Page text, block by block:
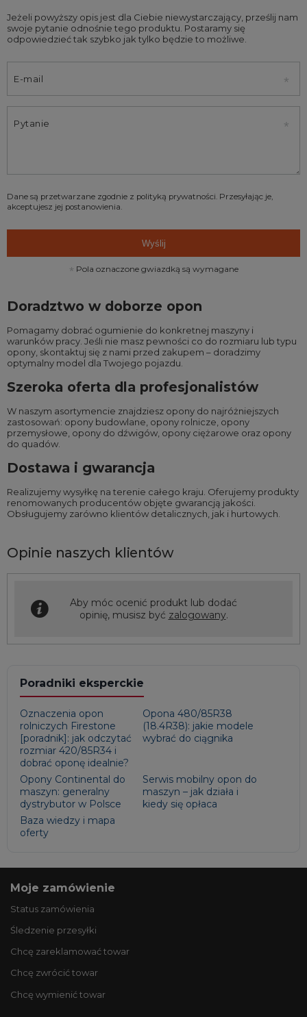
Jeżeli powyższy opis jest dla Ciebie niewystarczający, prześlij nam
swoje pytanie odnośnie tego produktu. Postaramy się
odpowiedzieć tak szybko jak tylko będzie to możliwe.
E-mail
Pytanie
Dane są przetwarzane zgodnie z polityką prywatności. Przesyłając je,
akceptujesz jej postanowienia.
Wyślij
Pola oznaczone gwiazdką są wymagane
Doradztwo w doborze opon
Pomagamy dobrać ogumienie do konkretnej maszyny i
warunków pracy. Jeśli nie masz pewności co do rozmiaru lub typu
opony, skontaktuj się z nami przed zakupem – doradzimy
optymalny model dla Twojego pojazdu.
Szeroka oferta dla profesjonalistów
W naszym asortymencie znajdziesz opony do najróżniejszych
zastosowań: opony budowlane opony rolnicze opony
przemysłowe opony do dźwigów opony ciężarowe oraz opony
do quadów
Dostawa i gwarancja
Realizujemy wysyłkę na terenie całego kraju. Oferujemy produkty
renomowanych producentów objęte gwarancją jakości.
Obsługujemy zarówno klientów detalicznych, jak i hurtowych.
Opinie naszych klientów
Aby móc ocenić produkt lub dodać
opinię, musisz być zalogowany.
Poradniki eksperckie
Oznaczenia opon
rolniczych Firestone
[poradnik]: jak odczytać
rozmiar 420/85R34 i
dobrać oponę idealnie?
Opona 480/85R38
(18.4R38): jakie modele
wybrać do ciągnika
Opony Continental do
maszyn: generalny
dystrybutor w Polsce
Serwis mobilny opon do
maszyn – jak działa i
kiedy się opłaca
Baza wiedzy i mapa
oferty
Moje zamówienie
Status zamówienia
Śledzenie przesyłki
Chcę zareklamować towar
Chcę zwrócić towar
Chcę wymienić towar